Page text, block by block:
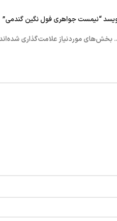
“نیمست جواهری فول نگین گندمی”
بخش‌های موردنیاز علامت‌گذاری